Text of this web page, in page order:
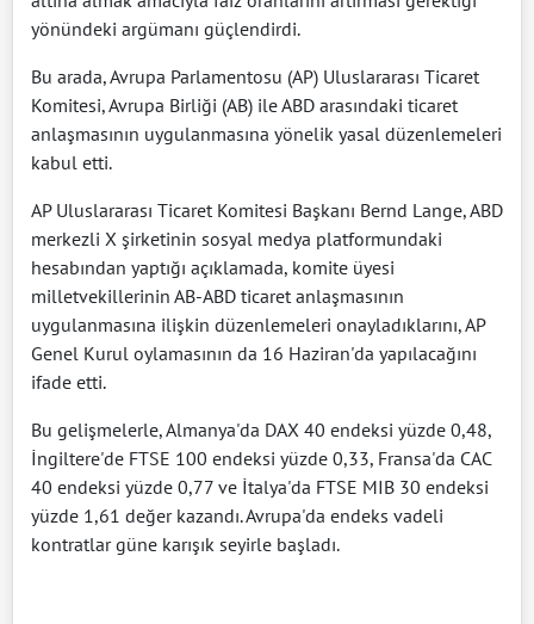
yönündeki argümanı güçlendirdi.
Bu arada, Avrupa Parlamentosu (AP) Uluslararası Ticaret
Komitesi, Avrupa Birliği (AB) ile ABD arasındaki ticaret
anlaşmasının uygulanmasına yönelik yasal düzenlemeleri
kabul etti.
AP Uluslararası Ticaret Komitesi Başkanı Bernd Lange, ABD
merkezli X şirketinin sosyal medya platformundaki
hesabından yaptığı açıklamada, komite üyesi
milletvekillerinin AB-ABD ticaret anlaşmasının
uygulanmasına ilişkin düzenlemeleri onayladıklarını, AP
Genel Kurul oylamasının da 16 Haziran'da yapılacağını
ifade etti.
Bu gelişmelerle, Almanya'da DAX 40 endeksi yüzde 0,48,
İngiltere'de FTSE 100 endeksi yüzde 0,33, Fransa'da CAC
40 endeksi yüzde 0,77 ve İtalya'da FTSE MIB 30 endeksi
yüzde 1,61 değer kazandı. Avrupa'da endeks vadeli
kontratlar güne karışık seyirle başladı.